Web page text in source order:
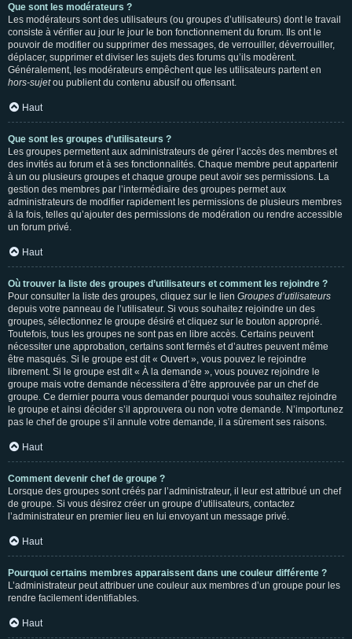
Que sont les modérateurs ?
Les modérateurs sont des utilisateurs (ou groupes d’utilisateurs) dont le travail
consiste à vérifier au jour le jour le bon fonctionnement du forum. Ils ont le
pouvoir de modifier ou supprimer des messages, de verrouiller, déverrouiller,
déplacer, supprimer et diviser les sujets des forums qu’ils modèrent.
Généralement, les modérateurs empêchent que les utilisateurs partent en
hors-sujetou publient du contenu abusif ou offensant.
Haut
Que sont les groupes d’utilisateurs ?
Les groupes permettent aux administrateurs de gérer l’accès des membres et
des invités au forum et à ses fonctionnalités. Chaque membre peut appartenir
à un ou plusieurs groupes et chaque groupe peut avoir ses permissions. La
gestion des membres par l’intermédiaire des groupes permet aux
administrateurs de modifier rapidement les permissions de plusieurs membres
à la fois, telles qu’ajouter des permissions de modération ou rendre accessible
un forum privé.
Haut
Où trouver la liste des groupes d’utilisateurs et comment les rejoindre ?
Pour consulter la liste des groupes, cliquez sur le lien Groupes d’utilisateurs
depuis votre panneau de l’utilisateur. Si vous souhaitez rejoindre un des
groupes, sélectionnez le groupe désiré et cliquez sur le bouton approprié.
Toutefois, tous les groupes ne sont pas en libre accès. Certains peuvent
nécessiter une approbation, certains sont fermés et d’autres peuvent même
être masqués. Si le groupe est dit « Ouvert », vous pouvez le rejoindre
librement. Si le groupe est dit « À la demande », vous pouvez rejoindre le
groupe mais votre demande nécessitera d’être approuvée par un chef de
groupe. Ce dernier pourra vous demander pourquoi vous souhaitez rejoindre
le groupe et ainsi décider s’il approuvera ou non votre demande. N’importunez
pas le chef de groupe s’il annule votre demande, il a sûrement ses raisons.
Haut
Comment devenir chef de groupe ?
Lorsque des groupes sont créés par l’administrateur, il leur est attribué un chef
de groupe. Si vous désirez créer un groupe d’utilisateurs, contactez
l’administrateur en premier lieu en lui envoyant un message privé.
Haut
Pourquoi certains membres apparaissent dans une couleur différente ?
L’administrateur peut attribuer une couleur aux membres d’un groupe pour les
rendre facilement identifiables.
Haut